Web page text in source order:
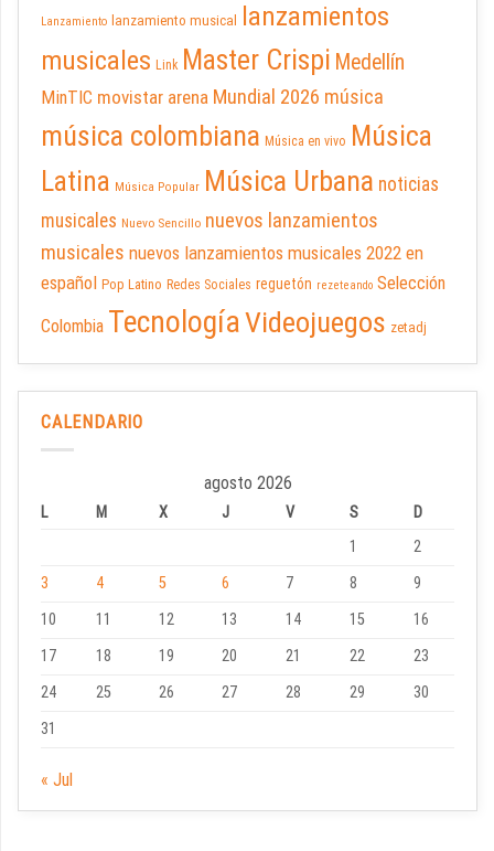
Lanzamiento lanzamiento musical
lanzamientos
musicales Link Master Crispi Medellín
MinTIC movistar arena Mundial 2026 música
música colombiana Música en vivo Música
Latina Música Popular Música Urbana noticias
musicales Nuevo Sencillo nuevos lanzamientos
musicales nuevos lanzamientos musicales 2022 en
español Pop Latino Redes Sociales reguetón rezeteando Selección
Colombia TecnologíaVideojuegos zetadj
CALENDARIO
agosto 2026
L M X J V S
D
1
2
3
4 5 6 7 8
9
10
11 12 13 14 15
16
17
18 19 20 21 22
23
24
25 26 27 28 29
30
31
« Jul